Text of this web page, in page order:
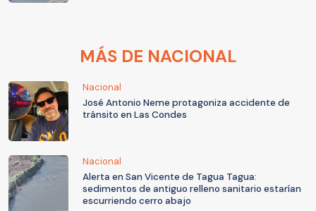
MÁS DE NACIONAL
Nacional
José Antonio Neme protagoniza accidente de
tránsito en Las Condes
Nacional
Alerta en San Vicente de Tagua Tagua:
sedimentos de antiguo relleno sanitario estarían
escurriendo cerro abajo